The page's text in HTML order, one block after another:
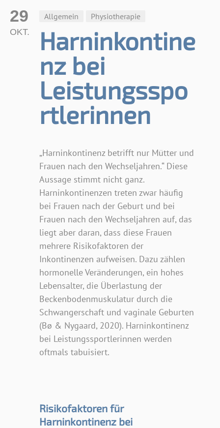
Allgemein Physiotherapie
Harninkontine
nz bei
Leistungsspo
rtlerinnen
„Harninkontinenz betrifft nur Mütter und
Frauen nach den Wechseljahren.“ Diese
Aussage stimmt nicht ganz.
Harninkontinenzen treten zwar häufig
bei Frauen nach der Geburt und bei
Frauen nach den Wechseljahren auf, das
liegt aber daran, dass diese Frauen
mehrere Risikofaktoren der
Inkontinenzen aufweisen. Dazu zählen
hormonelle Veränderungen, ein hohes
Lebensalter, die Überlastung der
Beckenbodenmuskulatur durch die
Schwangerschaft und vaginale Geburten
(Bø & Nygaard, 2020). Harninkontinenz
bei Leistungssportlerinnen werden
oftmals tabuisiert.
Risikofaktoren für
Harninkontinenz bei
29
OKT.